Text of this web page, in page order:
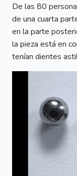
De las 80
de una cuarta
en la parte
la pieza está en
tenían dientes